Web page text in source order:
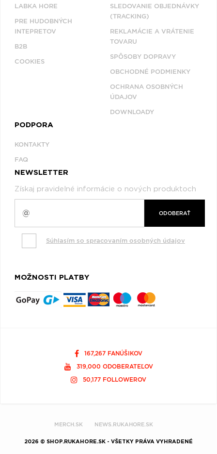
LABKA HORE
PRE HUDOBNÝCH
INTEPRETOV
B2B
COOKIES
SLEDOVANIE OBJEDNÁVKY
(TRACKING)
REKLAMÁCIE A VRÁTENIE
TOVARU
SPÔSOBY DOPRAVY
OBCHODNÉ PODMIENKY
OCHRANA OSOBNÝCH
ÚDAJOV
DOWNLOADY
PODPORA
KONTAKTY
FAQ
NEWSLETTER
Získaj pravidelné informácie o nových produktoch
ODOBERAŤ
Súhlasím so spracovaním osobných údajov
MOŽNOSTI PLATBY
167,267 FANÚŠIKOV
319,000 ODOBERATEĽOV
50,177 FOLLOWEROV
MERCH.SK NEWS.RUKAHORE.SK
2026 © SHOP.RUKAHORE.SK - VŠETKY PRÁVA VYHRADENÉ